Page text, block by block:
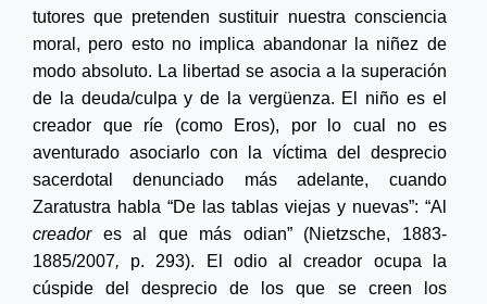
tutores que pretenden sustituir nuestra consciencia
moral, pero esto no implica abandonar la niñez de
modo absoluto. La libertad se asocia a la superación
de la deuda/culpa y de la vergüenza. El niño es el
creador que ríe (como Eros), por lo cual no es
aventurado asociarlo con la víctima del desprecio
sacerdotal denunciado más adelante, cuando
Zaratustra habla “De las tablas viejas y nuevas”: “Al
creadores al que más odian” (Nietzsche, 1883-
1885/2007, p. 293). El odio al creador ocupa la
cúspide del desprecio de los que se creen los